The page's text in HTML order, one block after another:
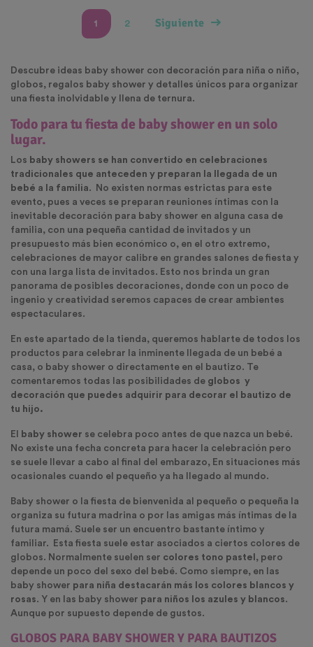
1 2 Siguiente
Descubre ideas baby shower con decoración para niña o niño,
globos, regalos baby shower y detalles únicos para organizar
una fiesta inolvidable y llena de ternura.
Todo para tu fiesta de baby shower en un solo
lugar.
Los baby showers se han convertido en celebraciones
tradicionales que anteceden y preparan la llegada de un
bebé a la familia.
No existen normas estrictas para este
evento, pues a veces se preparan reuniones íntimas con la
inevitable decoración para baby shower en alguna casa de
familia, con una pequeña cantidad de invitados y un
presupuesto más bien económico o, en el otro extremo,
celebraciones de mayor calibre en grandes salones de fiesta y
con una larga lista de invitados. Esto nos brinda un gran
panorama de posibles decoraciones, donde con un poco de
ingenio y creatividad seremos capaces de crear ambientes
espectaculares.
En este apartado de la tienda, queremos hablarte de todos los
productos para celebrar la inminente llegada de un bebé a
casa, o baby shower o directamente en el bautizo. Te
comentaremos todas las posibilidades de globos y
decoración que puedes adquirir para decorar el bautizo de
tu hijo.
El baby shower se celebra poco antes de que nazca un bebé.
No existe una fecha concreta para hacer la celebración pero
se suele llevar a cabo al final del embarazo, En situaciones más
ocasionales cuando el pequeño ya ha llegado al mundo.
Baby shower o la fiesta de bienvenida al pequeño o pequeña la
organiza su futura madrina o por las amigas más íntimas de la
futura mamá. Suele ser un encuentro bastante íntimo y
familiar.
Esta fiesta suele estar asociados a ciertos colores de
globos. Normalmente suelen ser colores tono pastel, pero
depende un poco del sexo del bebé. Como siempre, en las
baby shower para niña destacarán más los colores blancos y
rosas. Y en las baby shower para niños los azules y blancos.
Aunque por supuesto depende de gustos.
GLOBOS PARA BABY SHOWER Y PARA BAUTIZOS